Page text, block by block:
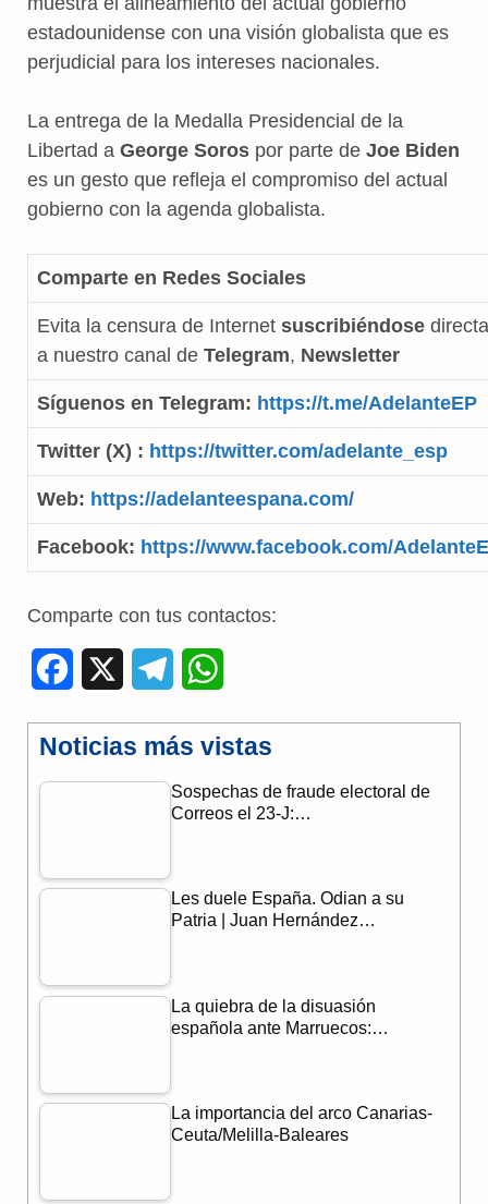
estadounidense con una visión globalista que es
perjudicial para los intereses nacionales.
La entrega de la Medalla Presidencial de la
Libertad a George Soros por parte de Joe Biden
es un gesto que refleja el compromiso del actual
gobierno con la agenda globalista.
Comparte en Redes Sociales
Evita la censura de Internet suscribiéndose
a nuestro canal de Telegram, Newsletter
Síguenos en Telegram: https://t.me/AdelanteEP
Twitter (X) : https://twitter.com/adelante_esp
Web: https://adelanteespana.com/
Facebook: https://www.facebook.com/
Comparte con tus contactos:
c
o
l
e
a
a
t
p
Noticias más vistas
Sospechas de fraude electoral de
Correos el 23-J:…
Les duele España. Odian a su
Patria | Juan Hernández…
La quiebra de la disuasión
española ante Marruecos:…
La importancia del arco Canarias-
Ceuta/Melilla-Baleares